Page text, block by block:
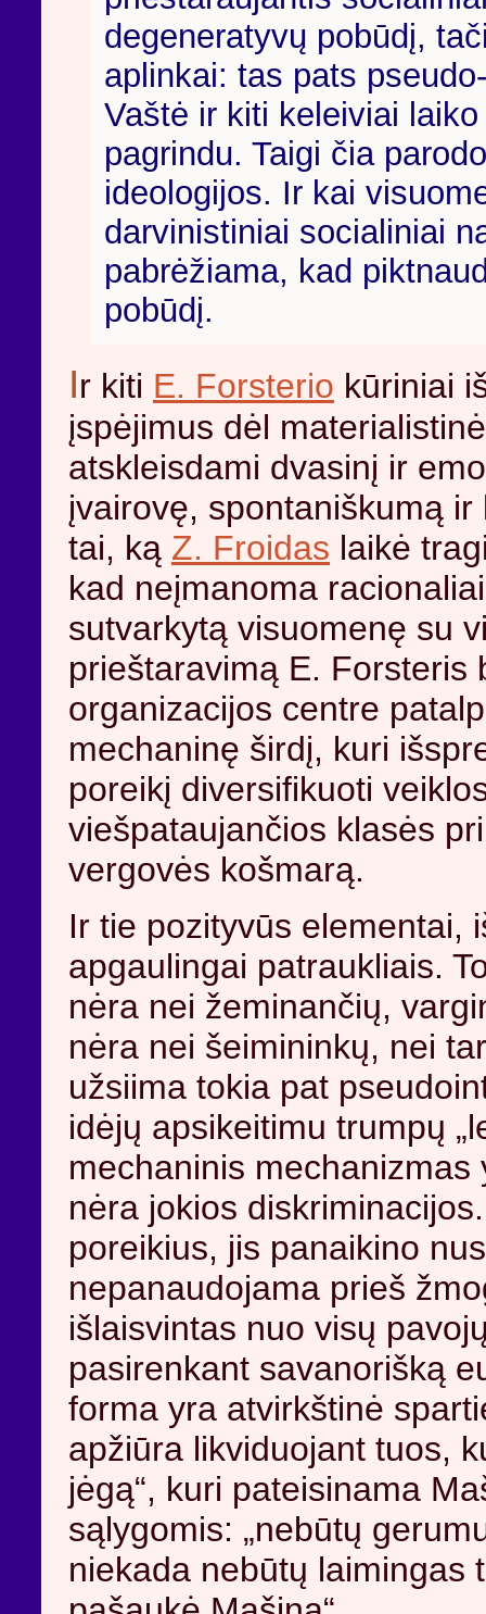
degeneratyvų pobūdį,
aplinkai: tas pats
Vaštė ir kiti keleiviai
pagrindu. Taigi čia
ideologijos. Ir kai
darvinistiniai socialiniai
pabrėžiama, kad
pobūdį.
Ir kiti E. Forsterio kūriniai
įspėjimus dėl
atskleisdami dvasinį ir
įvairovę, spontaniškumą
tai, ką Z. Froidas laikė
kad neįmanoma
sutvarkytą visuomenę su
prieštaravimą E. Forsteris
organizacijos centre
mechaninę širdį, kuri
poreikį diversifikuoti
viešpataujančios klasės
vergovės košmarą.
Ir tie pozityvūs elementai,
apgaulingai patraukliais.
nėra nei žeminančių,
nėra nei šeimininkų, nei
užsiima tokia pat
idėjų apsikeitimu trumpų
mechaninis
nėra jokios
poreikius, jis panaikino
nepanaudojama prieš
išlaisvintas nuo visų
pasirenkant savanorišką
forma yra atvirkštinė
apžiūra likviduojant tuos,
jėgą“, kuri pateisinama
sąlygomis: „nebūtų
niekada nebūtų laimingas